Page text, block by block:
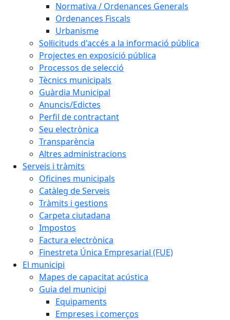
Normativa / Ordenances Generals
Ordenances Fiscals
Urbanisme
Sol·licituds d'accés a la informació pública
Projectes en exposició pública
Processos de selecció
Tècnics municipals
Guàrdia Municipal
Anuncis/Edictes
Perfil de contractant
Seu electrònica
Transparència
Altres administracions
Serveis i tràmits
Oficines municipals
Catàleg de Serveis
Tràmits i gestions
Carpeta ciutadana
Impostos
Factura electrònica
Finestreta Única Empresarial (FUE)
El municipi
Mapes de capacitat acústica
Guia del municipi
Equipaments
Empreses i comerços